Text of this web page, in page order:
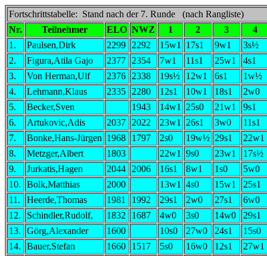
Fortschrittstabelle: Stand nach der 7. Runde (nach Rangliste)
Nr.
Teilnehmer ELO NWZ 1 2 3
4
1.
Paulsen,Dirk 2299 2292 15w1 17s1 9w1
3s½
2.
Figura,Atila Gajo 2377 2354 7w1 11s1 25w1
4s1
3.
Von Herman,Ulf 2376 2338 19s½ 12w1 6s1
1w½
4.
Lehmann,Klaus 2335 2280 12s1 10w1 18s1
2w0
5.
Becker,Sven 1943 14w1 25s0 21w1
9s1
6.
Artukovic,Adis 2037 2022 23w1 26s1 3w0
11s1
7.
Bonke,Hans-Jürgen 1968 1797 2s0 19w½ 29s1
22w1
8.
Metzger,Albert 1803 22w1 9s0 23w1
17s½
9.
Jurkatis,Hagen 2044 2006 16s1 8w1 1s0
5w0
10.
Bolk,Matthias 2000 13w1 4s0 15w1
25s1
11.
Heerde,Thomas 1981 1992 29s1 2w0 27s1
6w0
12.
Schindler,Rudolf, 1832 1687 4w0 3s0 14w0
29s1
13.
Görg,Alexander 1600 10s0 27w0 24s1
15s0
14.
Bauer,Stefan 1660 1517 5s0 16w0 12s1
27w1